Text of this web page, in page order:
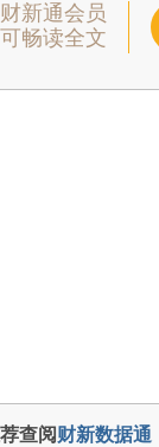
财新通会员
可畅读全文
查阅财新数据通